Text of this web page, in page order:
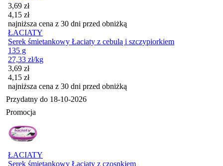
Cena promocyjna
3,69 zł
4,15 zł
najniższa cena z 30 dni przed obniżką
ŁACIATY
Serek śmietankowy Łaciaty z cebulą i szczypiorkiem
135 g
27,33 zł/kg
Cena promocyjna
3,69 zł
4,15 zł
najniższa cena z 30 dni przed obniżką
Przydatny do 18-10-2026
Promocja
ŁACIATY
Serek śmietankowy Łaciaty z czosnkiem